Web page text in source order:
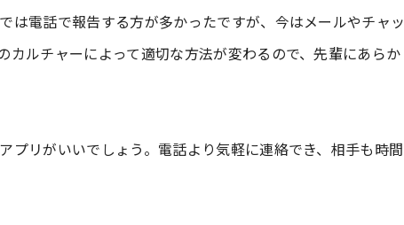
は電話で報告する方が多かったですが、今はメールやチャッ
カルチャーによって適切な方法が変わるので、先輩にあらか
プリがいいでしょう。電話より気軽に連絡でき、相手も時間